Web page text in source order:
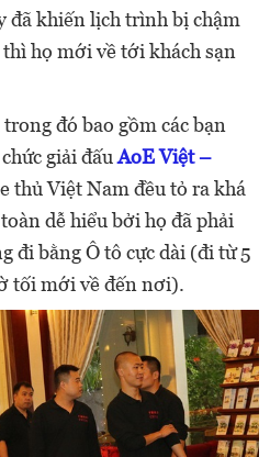
đã khiến lịch trình bị chậm
họ mới về tới khách sạn
đó bao gồm các bạn
giải đấuAoE Việt –
thủ Việt Nam đều tỏ ra khá
dễ hiểu bởi họ đã phải
đi bằng Ô tô cực dài (đi từ 5
tối mới về đến nơi).